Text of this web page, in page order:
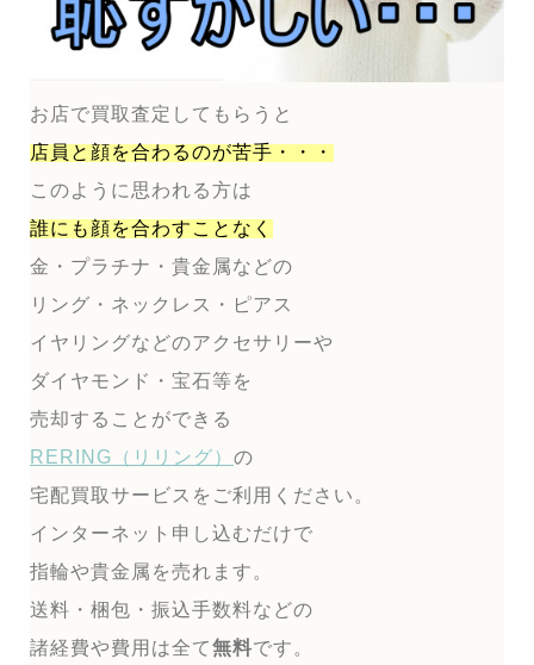
お店で買取査定してもらうと
店員と顔を合わるのが苦手・・・
このように思われる方は
誰にも顔を合わすことなく
金・プラチナ・貴金属などの
リング・ネックレス・ピアス
イヤリングなどのアクセサリーや
ダイヤモンド・宝石等を
売却することができる
RERING（リリング） の
宅配買取サービスをご利用ください。
インターネット申し込むだけで
指輪や貴金属を売れます。
送料・梱包・振込手数料などの
諸経費や費用は全て無料です。